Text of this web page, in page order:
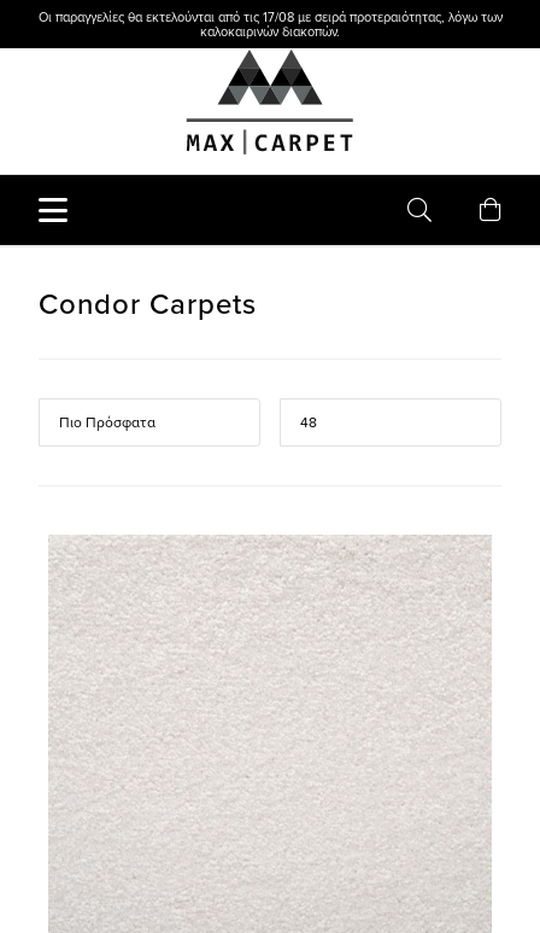
Οι παραγγελίες θα εκτελούνται από τις 17/08 με σειρά προτεραιότητας, λόγω των
καλοκαιρινών διακοπών.
Condor Carpets